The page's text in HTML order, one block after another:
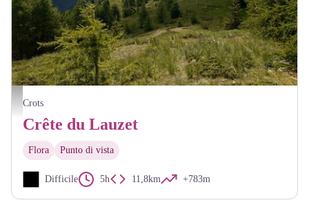
Sur la crête du Lauzet
Crots
Crête du Lauzet
Flora Punto di vista
Difficile 5h 11,8km +783m